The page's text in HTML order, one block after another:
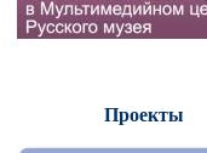
Проекты